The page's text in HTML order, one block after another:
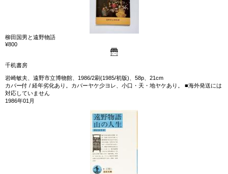
柳田国男と遠野物語
¥800
千机書房
岩崎敏夫、遠野市立博物館、1986/2刷(1985/初版)、58p、21cm
カバー付 / 経年劣化あり。カバーヤケ少ヨレ、小口・天・地ヤケあり。 ■海外発送には
対応していません
1986年01月